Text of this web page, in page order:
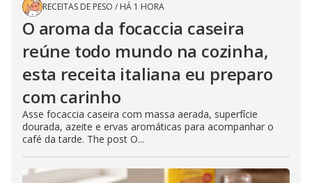
RECEITAS DE PESO / HÁ 1 HORA
O aroma da focaccia caseira
reúne todo mundo na cozinha,
esta receita italiana eu preparo
com carinho
Asse focaccia caseira com massa aerada, superfície
dourada, azeite e ervas aromáticas para acompanhar o
café da tarde. The post O...